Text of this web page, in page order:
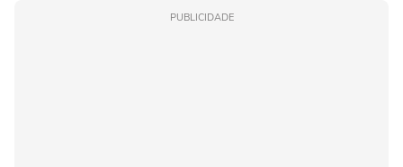
PUBLICIDADE